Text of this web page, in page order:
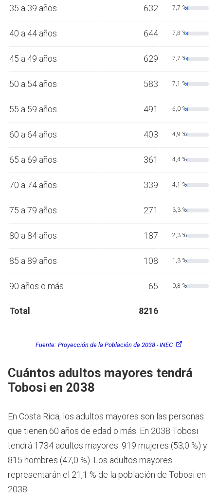
35 a 39 años 632 7,7 %
40 a 44 años 644 7,8 %
45 a 49 años 629 7,7 %
50 a 54 años 583 7,1 %
55 a 59 años 491 6,0 %
60 a 64 años 403 4,9 %
65 a 69 años 361 4,4 %
70 a 74 años 339 4,1 %
75 a 79 años 271 3,3 %
80 a 84 años 187 2,3 %
85 a 89 años 108 1,3 %
90 años o más 65 0,8 %
Total 8216
Fuente: Proyección de la Población de 2038 - INEC
Cuántos adultos mayores tendrá
Tobosi en 2038
En Costa Rica, los adultos mayores son las personas
que tienen 60 años de edad o más. En 2038 Tobosi
tendrá 1734 adultos mayores: 919 mujeres (53,0 %) y
815 hombres (47,0 %). Los adultos mayores
representarán el 21,1 % de la población de Tobosi en
2038.